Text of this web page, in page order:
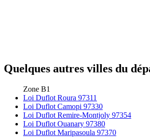
Quelques autres villes du
Zone B1
Loi Duflot Roura 97311
Loi Duflot Camopi 97330
Loi Duflot Remire-Montjoly 97354
Loi Duflot Ouanary 97380
Loi Duflot Maripasoula 97370